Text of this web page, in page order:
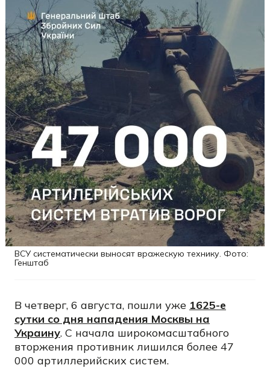
ВСУ систематически выносят вражескую технику. Фото:
Генштаб
В четверг, 6 августа, пошли уже 1625-е
сутки со дня нападения Москвы на
Украину. С начала широкомасштабного
вторжения противник лишился более 47
000 артиллерийских систем.